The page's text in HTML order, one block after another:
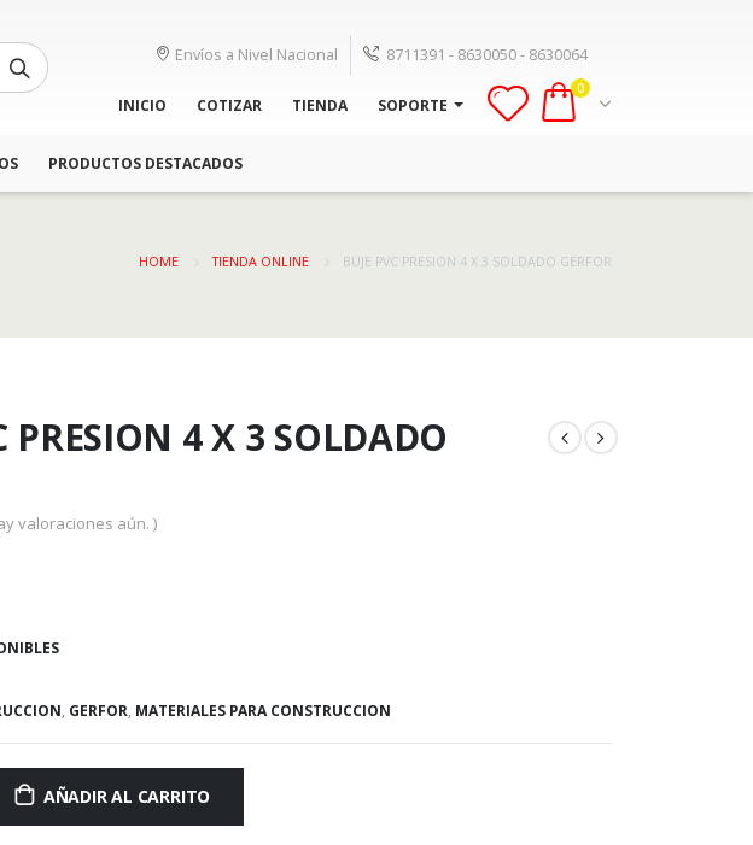
Envíos a Nivel Nacional 8711391 - 8630050 - 8630064
INICIO COTIZAR TIENDA SOPORTE
0
PRODUCTOS DESTACADOS
HOME TIENDA ONLINE BUJE PVC PRESION 4 X 3 SOLDADO GERFOR
PRESION 4 X 3 SOLDADO
valoraciones aún. )
, GERFOR, MATERIALES PARA CONSTRUCCION
AÑADIR AL CARRITO